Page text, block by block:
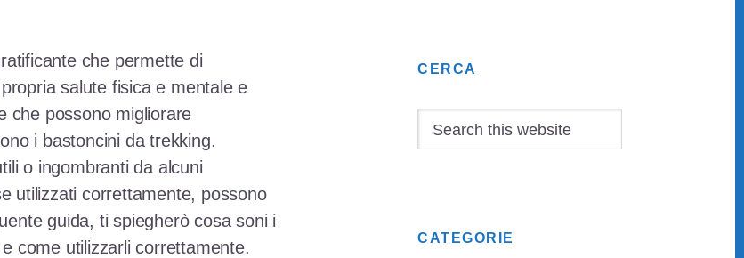
che permette di
salute fisica e mentale e
che possono migliorare
i bastoncini da trekking.
o ingombranti da alcuni
utilizzati correttamente, possono
guida, ti spiegherò cosa soni i
come utilizzarli correttamente.
Primary
Sidebar
CERCA
CATEGORIE